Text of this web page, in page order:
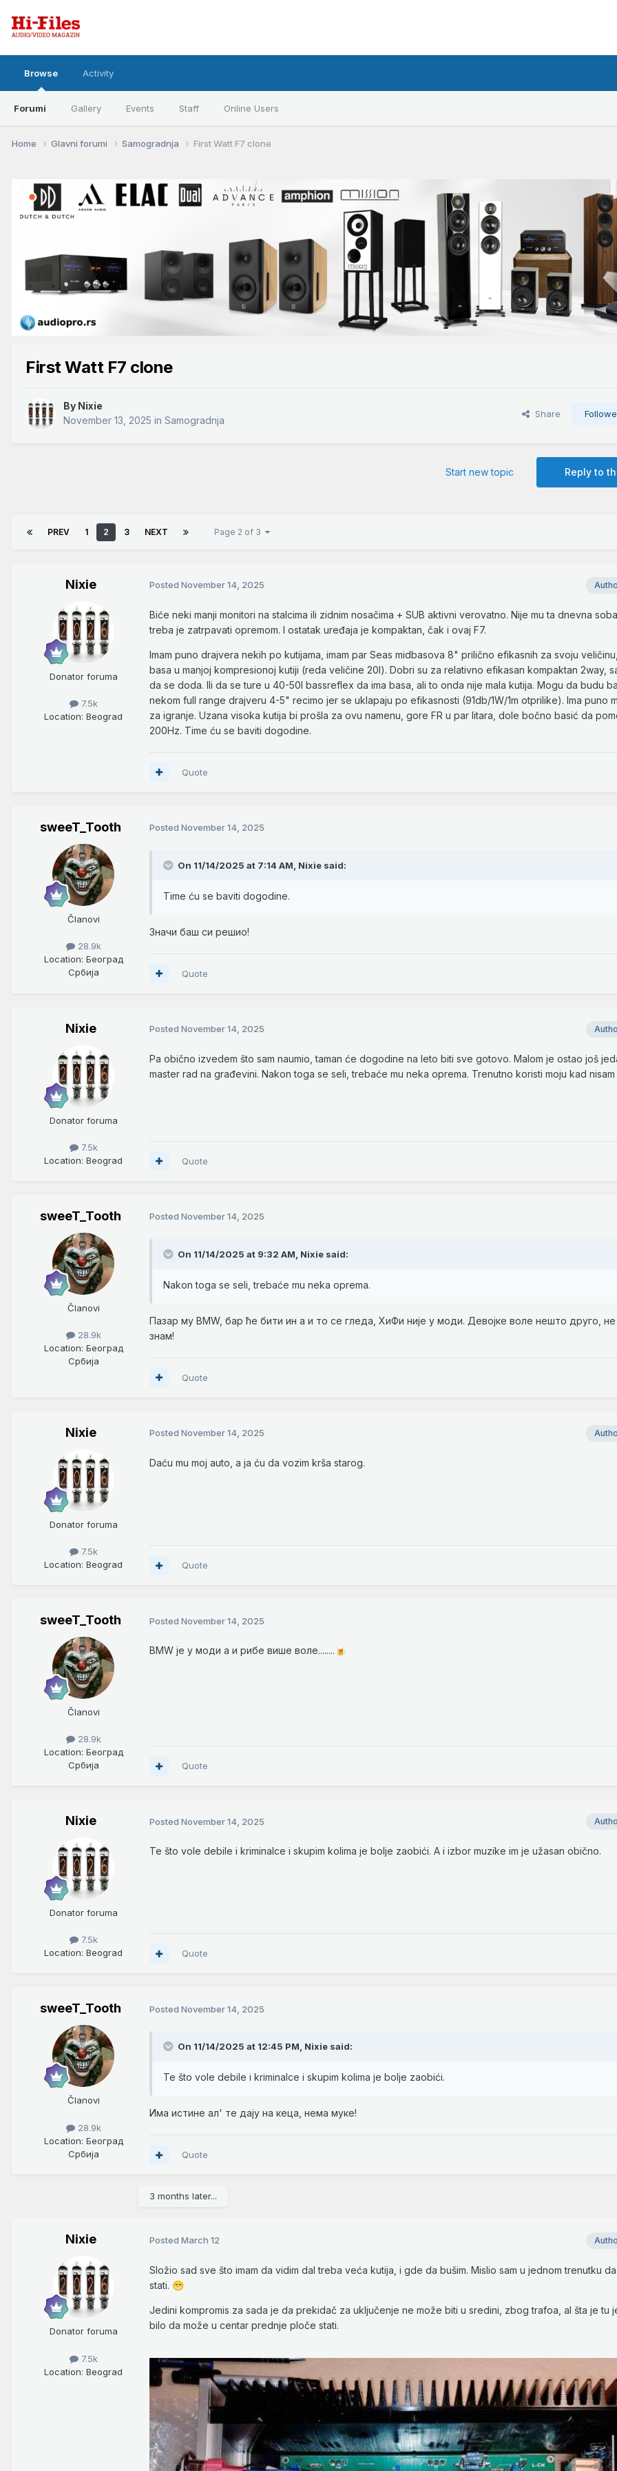
Browse
Forumi Gallery Events Staff Online Users
Activity
Home Glavni forumi Samogradnja First Watt F7 clone
First Watt F7 clone
By Nixie
November 13, 2025 in Samogradnja
Share
Reply to
Start new topic
PREV 1 2 3 NEXT Page 2 of 3
Nixie
Donator foruma
7.5k
Location: Beograd
Posted November 14, 2025
Biće neki manji monitori na stalcima ili zidnim nosačima + SUB aktivni verovatno. Nije mu ta dnevna
treba je zatrpavati opremom. I ostatak uređaja je kompaktan, čak i ovaj F7.
Imam puno drajvera nekih po kutijama, imam par Seas midbasova 8" prilično efikasnih za svoju
basa u manjoj kompresionoj kutiji (reda veličine 20l). Dobri su za relativno efikasan kompaktan 2way,
da se doda. Ili da se ture u 40-50l bassreflex da ima basa, ali to onda nije mala kutija. Mogu da budu
nekom full range drajveru 4-5" recimo jer se uklapaju po efikasnosti (91db/1W/1m otprilike). Ima puno
za igranje. Uzana visoka kutija bi prošla za ovu namenu, gore FR u par litara, dole bočno basić da
200Hz. Time ću se baviti dogodine.
Quote
sweeT_Tooth
Članovi
28.9k
Location: Београд
Србија
Posted November 14, 2025
On 11/14/2025 at 7:14 AM, Nixie said:
Time ću se baviti dogodine.
Значи баш си решио!
Quote
Nixie
Donator foruma
7.5k
Location: Beograd
Posted November 14, 2025
Pa obično izvedem što sam naumio, taman će dogodine na leto biti sve gotovo. Malom je ostao još
master rad na građevini. Nakon toga se seli, trebaće mu neka oprema. Trenutno koristi moju kad
Quote
sweeT_Tooth
Članovi
28.9k
Location: Београд
Србија
Posted November 14, 2025
On 11/14/2025 at 9:32 AM, Nixie said:
Nakon toga se seli, trebaće mu neka oprema.
Пазар му BMW, бар ће бити ин а и то се гледа, ХиФи није у моди. Девојке воле нешто друго, не
знам!
Quote
Nixie
Donator foruma
7.5k
Location: Beograd
Posted November 14, 2025
Daću mu moj auto, a ja ću da vozim krša starog.
Quote
sweeT_Tooth
Članovi
28.9k
Location: Београд
Србија
Posted November 14, 2025
BMW је у моди а и рибе више воле........ 🍺
Quote
Nixie
Donator foruma
7.5k
Location: Beograd
Posted November 14, 2025
Te što vole debile i kriminalce i skupim kolima je bolje zaobići. A i izbor muzike im je užasan obično.
Quote
sweeT_Tooth
Članovi
28.9k
Location: Београд
Србија
Posted November 14, 2025
On 11/14/2025 at 12:45 PM, Nixie said:
Te što vole debile i kriminalce i skupim kolima je bolje zaobići.
Има истине ал' те дају на кеца, нема муке!
Quote
3 months later...
Nixie
Donator foruma
7.5k
Location: Beograd
Posted March 12
Složio sad sve što imam da vidim dal treba veća kutija, i gde da bušim. Mislio sam u jednom trenutku
stati. 😁
Jedini kompromis za sada je da prekidač za uključenje ne može biti u sredini, zbog trafoa, al šta je tu
bilo da može u centar prednje ploče stati.